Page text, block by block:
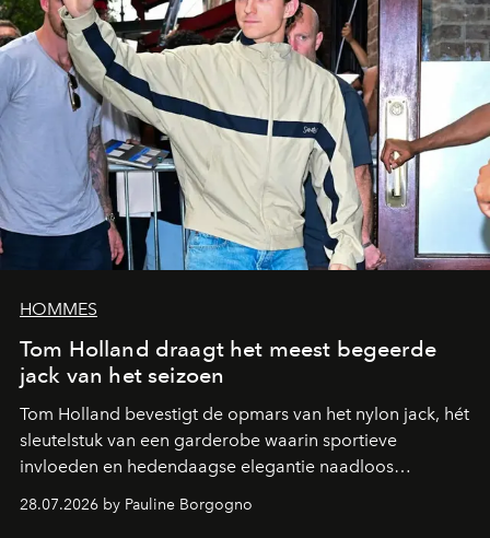
HOMMES
Tom Holland draagt het meest begeerde
jack van het seizoen
Tom Holland bevestigt de opmars van het nylon jack, hét
sleutelstuk van een garderobe waarin sportieve
invloeden en hedendaagse elegantie naadloos
samenkomen.
28.07.2026 by Pauline Borgogno